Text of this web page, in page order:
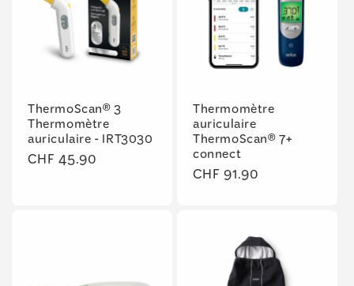
ThermoScan® 3
Thermomètre
auriculaire - IRT3030
Prix
CHF 45.90
Thermomètre
auriculaire
ThermoScan® 7+
connect
Prix
CHF 91.90